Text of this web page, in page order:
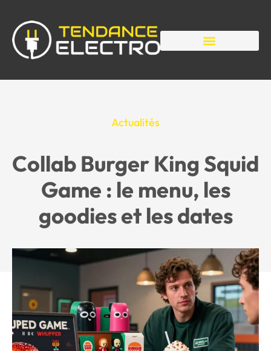
Actualités
Collab Burger King Squid
Game : le menu, les
goodies et les dates